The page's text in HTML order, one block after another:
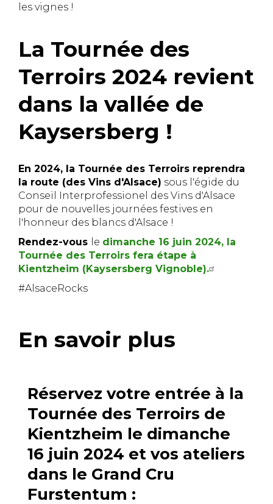
les vignes !
La Tournée des
Terroirs 2024 revient
dans la vallée de
Kaysersberg !
En 2024, la Tournée des Terroirs reprendra
la route (des Vins d'Alsace) sous l'égide du
Conseil Interprofessionel des Vins d'Alsace
pour de nouvelles journées festives en
l'honneur des blancs d'Alsace !
Rendez-vous le dimanche 16 juin 2024, la
Tournée des Terroirs fera étape à
Kientzheim (Kaysersberg Vignoble).
#AlsaceRocks
En savoir plus
Réservez votre entrée à la
Tournée des Terroirs de
Kientzheim le dimanche
16 juin 2024 et vos ateliers
dans le Grand Cru
Furstentum :